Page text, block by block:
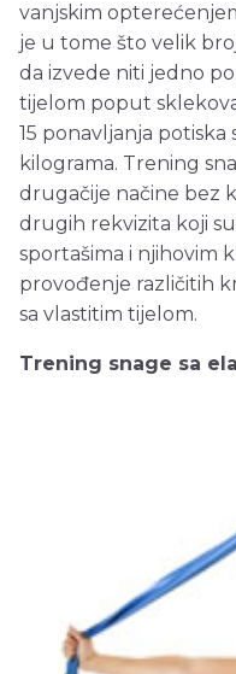
vanjskim
je u tome što velik
da izvede niti jedno
tijelom poput
15 ponavljanja potiska
kilograma. Trening
drugačije načine bez
drugih rekvizita koji
sportašima i njihovim
provođenje različitih
sa vlastitim tijelom.
Trening snage sa